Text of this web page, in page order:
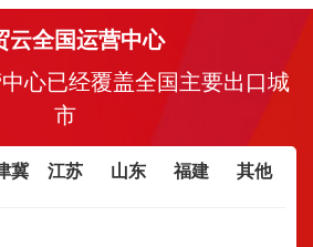
云全国运营中心
心已经覆盖全国主要出口城
市
冀 江苏 山东 福建 其他